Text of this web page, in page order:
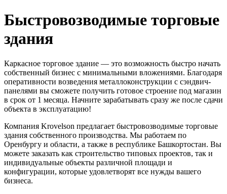
Быстровозводимые торговые
здания
Каркасное торговое здание — это возможность быстро начать
собственный бизнес с минимальными вложениями. Благодаря
оперативности возведения металлоконструкции с сэндвич-
панелями вы сможете получить готовое строение под магазин
в срок от 1 месяца. Начните зарабатывать сразу же после сдачи
объекта в эксплуатацию!
Компания Krovelson предлагает быстровозводимые торговые
здания собственного производства. Мы работаем по
Оренбургу и области, а также в республике Башкортостан. Вы
можете заказать как строительство типовых проектов, так и
индивидуальные объекты различной площади и
конфигурации, которые удовлетворят все нужды вашего
бизнеса.